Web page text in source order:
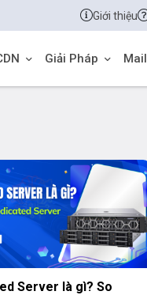
Giới thiệu
Giải Pháp Mail
Server là gì? So